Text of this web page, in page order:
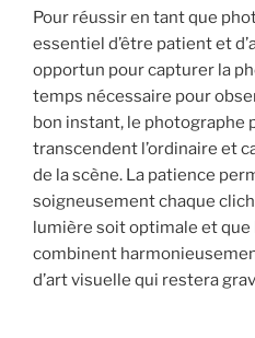
Pour réussir en tant que
essentiel d’être patient et
opportun pour capturer la
temps nécessaire pour
bon instant, le photographe
transcendent l’ordinaire et
de la scène. La patience
soigneusement chaque
lumière soit optimale et que
combinent
d’art visuelle qui restera